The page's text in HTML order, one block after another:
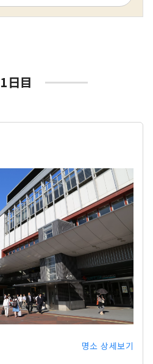
1日目
명소 상세보기